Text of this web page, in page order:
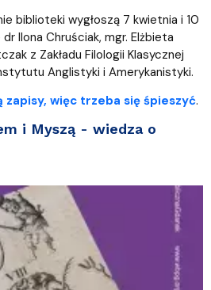
biblioteki wygłoszą 7 kwietnia i 10
Ilona Chruściak, mgr. Elżbieta
z Zakładu Filologii Klasycznej
Anglistyki i Amerykanistyki.
zapisy, więc trzeba się śpieszyć.
i Myszą - wiedza o